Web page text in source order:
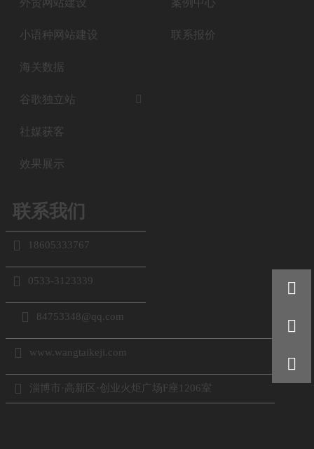
小语种网站建设
海关数据
谷歌独立站 
社媒获客
效果展示
联系报价
联系我们
 18605333767
 0533-3123339
 84753348@qq.com
 www.wangtaikeji.com
 淄博市·高新区·创业火炬广场F座1206室


